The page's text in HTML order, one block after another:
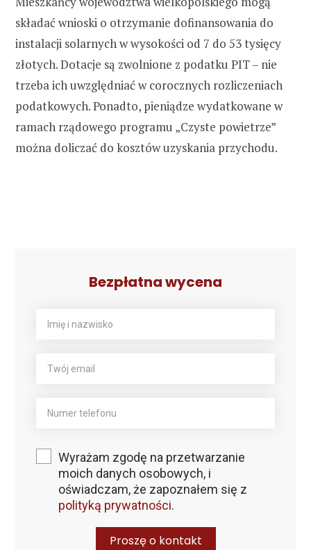
składać wnioski o otrzymanie dofinansowania do
instalacji solarnych w wysokości od 7 do 53 tysięcy
złotych. Dotacje są zwolnione z podatku PIT – nie
trzeba ich uwzględniać w corocznych rozliczeniach
podatkowych. Ponadto, pieniądze wydatkowane w
ramach rządowego programu „Czyste powietrze”
można doliczać do kosztów uzyskania przychodu.
Bezpłatna wycena
Wyrażam zgodę na przetwarzanie
moich danych osobowych, i
oświadczam, że zapoznałem się z
polityką prywatności.
Proszę o kontakt